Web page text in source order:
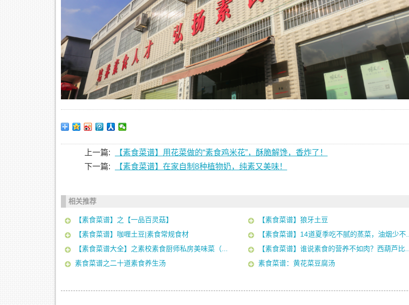
上一篇:
【素食菜谱】用花菜做的“素食鸡米花”，酥脆解馋，香炸了！
下一篇:
【素食菜谱】在家自制8种植物奶，纯素又美味！
相关推荐
【素食菜谱】之【一品百灵菇】
【素食菜谱】狼牙土豆
【素食菜谱】咖喱土豆|素食常规食材
【素食菜谱】14道夏季吃不腻的蒸菜，油烟少不...
【素食菜谱大全】之素校素食厨师私房美味菜（...
【素食菜谱】谁说素食的营养不如肉？西葫芦比...
素食菜谱之二十道素食养生汤
素食菜谱：黄花菜豆腐汤